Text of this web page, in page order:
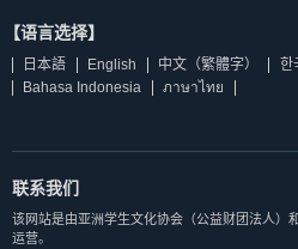
【语言选择】
日本語 English 中文（繁體字） 한
Bahasa Indonesia
ภาษาไทย
联系我们
该网站是由亚洲学生文化协会（公益财团法人）
运营。